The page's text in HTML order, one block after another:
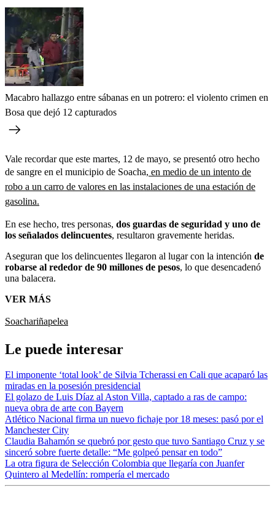
Macabro hallazgo entre sábanas en un potrero: el violento crimen en
Bosa que dejó 12 capturados
Vale recordar que este martes, 12 de mayo, se presentó otro hecho
de sangre en el municipio de Soacha, en medio de un intento de
robo a un carro de valores en las instalaciones de una estación de
gasolina.
En ese hecho, tres personas, dos guardas de seguridad y uno de
los señalados delincuentes, resultaron gravemente heridas.
Aseguran que los delincuentes llegaron al lugar con la intención de
robarse al rededor de 90 millones de pesos, lo que desencadenó
una balacera.
VER MÁS
Soachariñapelea
Le puede interesar
El imponente ‘total look’ de Silvia Tcherassi en Cali que acaparó las
miradas en la posesión presidencial
El golazo de Luis Díaz al Aston Villa, captado a ras de campo:
nueva obra de arte con Bayern
Atlético Nacional firma un nuevo fichaje por 18 meses: pasó por el
Manchester City
Claudia Bahamón se quebró por gesto que tuvo Santiago Cruz y se
sinceró sobre fuerte detalle: “Me golpeó pensar en todo”
La otra figura de Selección Colombia que llegaría con Juanfer
Quintero al Medellín: rompería el mercado